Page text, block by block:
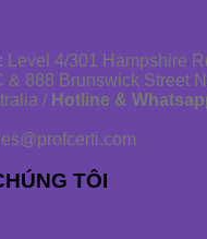
Level 4/301 Hampshire
& 888 Brunswick Street
/ Hotline &
TÔI